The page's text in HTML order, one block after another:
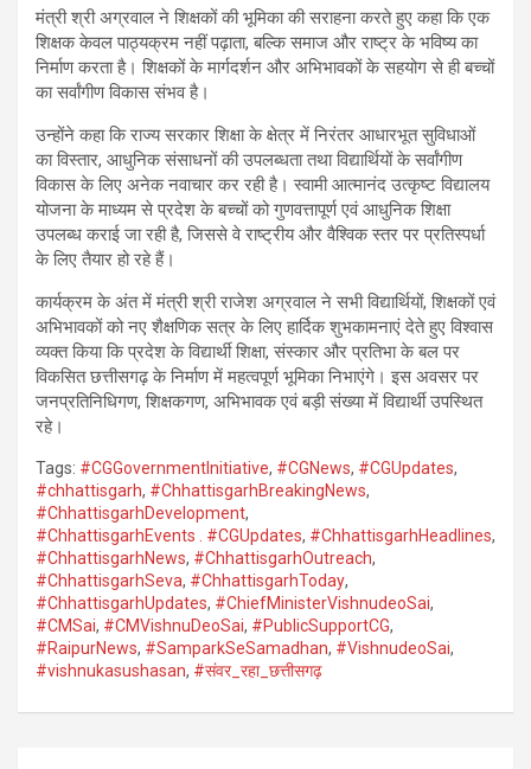
मंत्री श्री अग्रवाल ने शिक्षकों की भूमिका की सराहना करते हुए कहा कि एक
शिक्षक केवल पाठ्यक्रम नहीं पढ़ाता, बल्कि समाज और राष्ट्र के भविष्य का
निर्माण करता है। शिक्षकों के मार्गदर्शन और अभिभावकों के सहयोग से ही बच्चों
का सर्वांगीण विकास संभव है।
उन्होंने कहा कि राज्य सरकार शिक्षा के क्षेत्र में निरंतर आधारभूत सुविधाओं
का विस्तार, आधुनिक संसाधनों की उपलब्धता तथा विद्यार्थियों के सर्वांगीण
विकास के लिए अनेक नवाचार कर रही है। स्वामी आत्मानंद उत्कृष्ट विद्यालय
योजना के माध्यम से प्रदेश के बच्चों को गुणवत्तापूर्ण एवं आधुनिक शिक्षा
उपलब्ध कराई जा रही है, जिससे वे राष्ट्रीय और वैश्विक स्तर पर प्रतिस्पर्धा
के लिए तैयार हो रहे हैं।
कार्यक्रम के अंत में मंत्री श्री राजेश अग्रवाल ने सभी विद्यार्थियों, शिक्षकों एवं
अभिभावकों को नए शैक्षणिक सत्र के लिए हार्दिक शुभकामनाएं देते हुए विश्वास
व्यक्त किया कि प्रदेश के विद्यार्थी शिक्षा, संस्कार और प्रतिभा के बल पर
विकसित छत्तीसगढ़ के निर्माण में महत्वपूर्ण भूमिका निभाएंगे। इस अवसर पर
जनप्रतिनिधिगण, शिक्षकगण, अभिभावक एवं बड़ी संख्या में विद्यार्थी उपस्थित
रहे।
Tags: #CGGovernmentInitiative, #CGNews, #CGUpdates,
#chhattisgarh, #ChhattisgarhBreakingNews,
#ChhattisgarhDevelopment,
#ChhattisgarhEvents . #CGUpdates, #ChhattisgarhHeadlines,
#ChhattisgarhNews, #ChhattisgarhOutreach,
#ChhattisgarhSeva, #ChhattisgarhToday,
#ChhattisgarhUpdates, #ChiefMinisterVishnudeoSai,
#CMSai, #CMVishnuDeoSai, #PublicSupportCG,
#RaipurNews, #SamparkSeSamadhan, #VishnudeoSai,
#vishnukasushasan, #संवर_रहा_छत्तीसगढ़